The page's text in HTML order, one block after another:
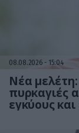
08.08.2026 15:04
Νέα
πυρκαγιές
εγκύους